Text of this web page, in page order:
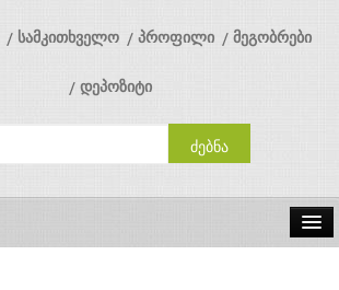
სამკითხველო პროფილი მეგობრები
დეპოზიტი